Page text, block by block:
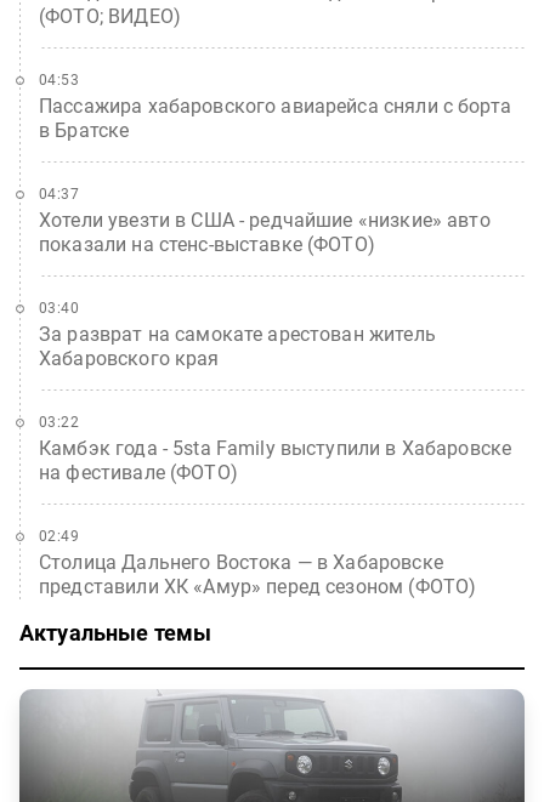
(ФОТО; ВИДЕО)
Пассажира хабаровского авиарейса сняли с борта
в Братске
04:53
Хотели увезти в США - редчайшие «низкие» авто
показали на стенс-выставке (ФОТО)
04:37
За разврат на самокате арестован житель
Хабаровского края
03:40
Камбэк года - 5sta Family выступили в Хабаровске
на фестивале (ФОТО)
03:22
Столица Дальнего Востока — в Хабаровске
представили ХК «Амур» перед сезоном (ФОТО)
02:49
Актуальные темы